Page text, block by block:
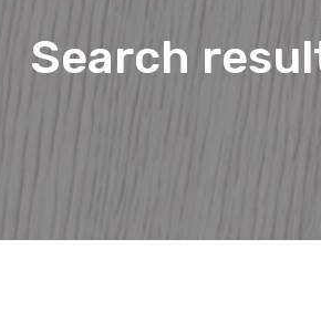
Search